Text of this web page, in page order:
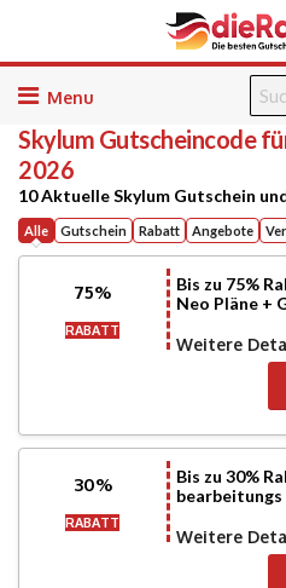
Skip
content
Skylum Gutscheincode
2026
10 Aktuelle Skylum Gutschein
Alle Gutschein Rabatt Angebote
75%
RABATT
Bis zu 75%
Neo Pläne +
Weitere
30%
RABATT
Bis zu 30%
Weitere